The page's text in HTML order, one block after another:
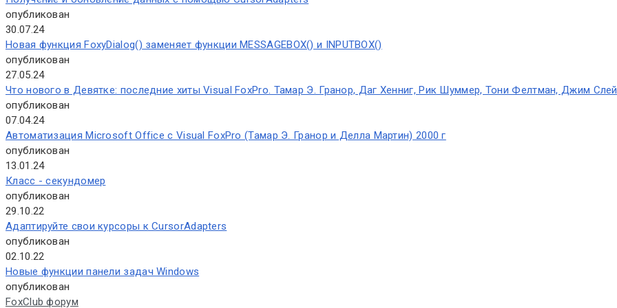
опубликован
30.07.24
Новая функция FoxyDialog() заменяет функции MESSAGEBOX() и INPUTBOX()
опубликован
27.05.24
Что нового в Девятке: последние хиты Visual FoxPro. Тамар Э. Гранор, Даг Хенниг, Рик Шуммер, Тони Фелтман, Джим
опубликован
07.04.24
Автоматизация Microsoft Office с Visual FoxPro (Тамар Э. Гранор и Делла Мартин) 2000 г
опубликован
13.01.24
Класс - секундомер
опубликован
29.10.22
Адаптируйте свои курсоры к CursorAdapters
опубликован
02.10.22
Новые функции панели задач Windows
опубликован
FoxClub форум